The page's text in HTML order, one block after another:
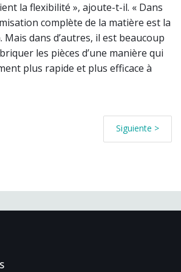
la flexibilité », ajoute-t-il. « Dans
complète de la matière est la
dans d’autres, il est beaucoup
les pièces d’une manière qui
plus rapide et plus efficace à
Siguiente >